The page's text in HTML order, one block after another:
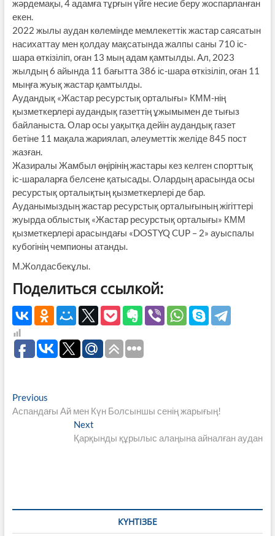
жәрдемақы, 4 адамға тұрғын үйге несие беру жоспарланған
екен.
2022 жылы аудан көлемінде мемлекеттік жастар саясатын
насихаттау мен қолдау мақсатында жалпы саны 710 іс-
шара өткізіліп, оған 13 мың адам қамтылды. Ал, 2023
жылдың 6 айында 11 бағытта 386 іс-шара өткізіліп, оған 11
мыңға жуық жастар қамтылды.
Аудандық «Жастар ресурстық орталығы» КММ-нің
қызметкерлері аудандық газеттің ұжымымен де тығыз
байланыста. Олар осы уақытқа дейін аудандық газет
бетіне 11 мақала жариялап, әлеуметтік желіде 845 пост
жазған.
Жазиралы Жамбыл өңірінің жастары кез келген спорттық
іс-шараларға белсене қатысады. Олардың арасында осы
ресурстық орталықтың қызметкерлері де бар.
Ауданымыздың жастар ресурстық орталығының жігіттері
жуырда облыстық «Жастар ресурстық орталығы» КММ
қыз­меткерлері арасындағы «DOSTYQ CUP – 2» ауыспалы
кубогінің чемпионы атанды.
М.Жолдасбекұлы.
Поделиться ссылкой:
Навигация
по
записям
PreviousPrevious
post:
Аспандағы Ай мен Күн Болсыншы сенің жарығың!
Next
post:
Қарқынды құрылыс алаңына айналған аудан
КҮНТІЗБЕ